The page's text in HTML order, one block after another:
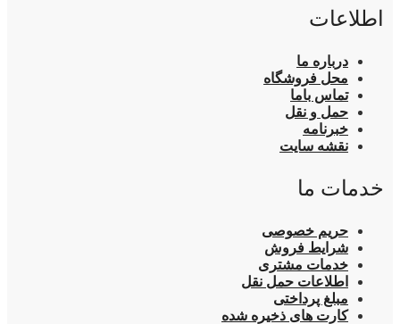
اطلاعات
درباره ما
محل فروشگاه
تماس باما
حمل و نقل
خبرنامه
نقشه سایت
خدمات ما
حریم خصوصی
شرایط فروش
خدمات مشتری
اطلاعات حمل نقل
مبلغ پرداختی
کارت های ذخیره شده